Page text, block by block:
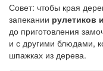
Совет: чтобы края
запекании рулетиков
до приготовления
и с другими блюдами,
шпажках из дерева.